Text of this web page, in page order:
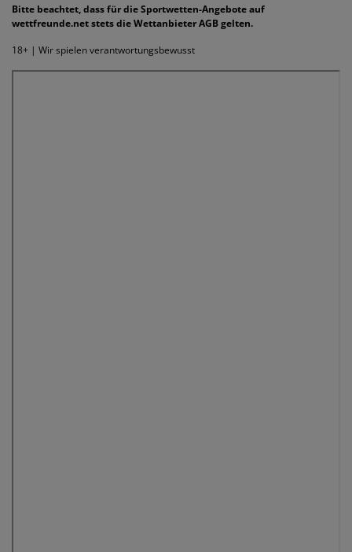
Bitte beachtet, dass für die Sportwetten-Angebote auf
wettfreunde.net stets die Wettanbieter AGB gelten.
18+ | Wir spielen verantwortungsbewusst